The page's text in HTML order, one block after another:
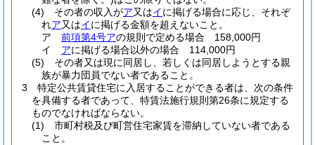
(4)
その者の収入がア又はイに掲げる場合に応じ、それぞ
れア又はイに掲げる金額を超えないこと。
ア
前項第4号アの規則で定める場合 158,000円
イ
アに掲げる場合以外の場合 114,000円
(5)
その者又は現に同居し、若しくは同居しようとする親
族が暴力団員でない者であること。
3
特定公共賃貸住宅に入居することができる者は、次の条件
を具備する者であって、特賃法施行規則第26条に規定する
ものでなければならない。
(1)
市町村税及び町営住宅家賃を滞納していない者である
こと。